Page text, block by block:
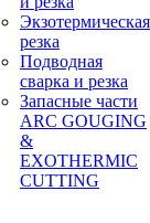
Экзотермическая
резка
Подводная
сварка и резка
Запасные части
ARC GOUGING
&
EXOTHERMIC
CUTTING